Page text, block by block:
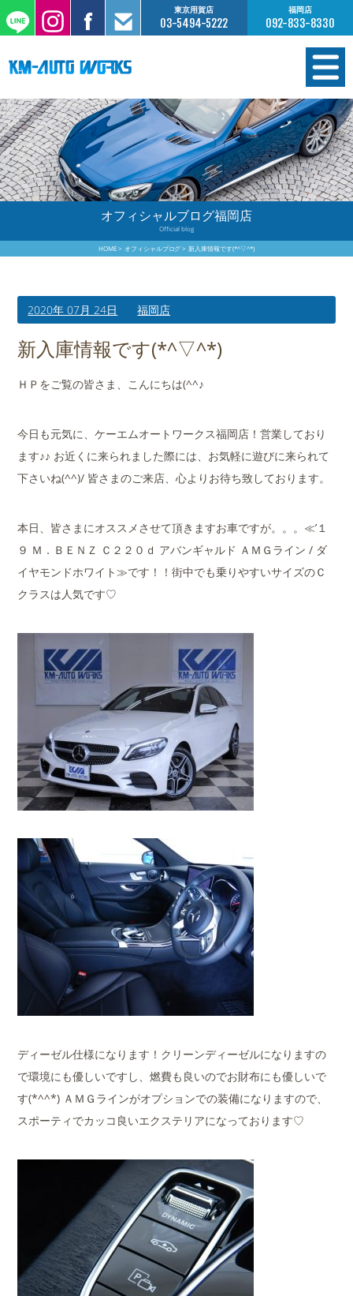
東京用賀店
03-5494-5222
福岡店
092-833-8330
在庫情報
オーダー販売
工場サービス
保証について
買取査定のご案内
店舗案内
会社概要
オフィシャルブログ福岡店
Official blog
HOME オフィシャルブログ 新入庫情報です(*^▽^*)
2020年 07月 24日 福岡店
新入庫情報です(*^▽^*)
ＨＰをご覧の皆さま、こんにちは(^^♪
今日も元気に、ケーエムオートワークス福岡店！営業しており
ます♪♪ お近くに来られました際には、お気軽に遊びに来られて
下さいね(^^)/ 皆さまのご来店、心よりお待ち致しております。
本日、皆さまにオススメさせて頂きますお車ですが。。。≪’１
９ Ｍ．ＢＥＮＺ Ｃ２２０ｄ アバンギャルド ＡＭＧライン / ダ
イヤモンドホワイト≫です！！街中でも乗りやすいサイズのＣ
クラスは人気です♡
ディーゼル仕様になります！クリーンディーゼルになりますの
で環境にも優しいですし、燃費も良いのでお財布にも優しいで
す(*^^*) ＡＭＧラインがオプションでの装備になりますので、
スポーティでカッコ良いエクステリアになっております♡